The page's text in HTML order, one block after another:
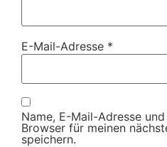
E-Mail-Adresse *
Name, E-Mail-Adresse
Browser für meinen
speichern.